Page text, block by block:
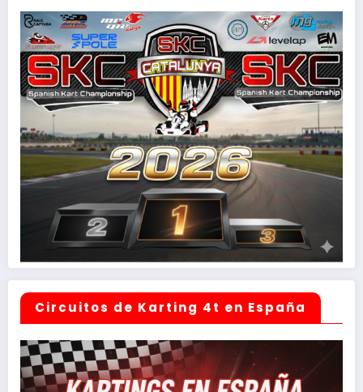
Circuitos de Karting 4t en España